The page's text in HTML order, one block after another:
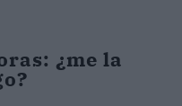
¿me la